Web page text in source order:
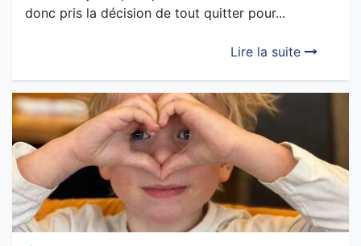
DOSSIER : S’il suffisait qu’on s’aime…
« Même si je savais que j’étais un gars courageux,
savais toujours pas qui était David Bernard. J’ai
donc pris la décision de tout quitter pour...
Lire la suite